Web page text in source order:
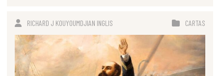
RICHARD J KOUYOUMDJIAN INGLIS CARTAS